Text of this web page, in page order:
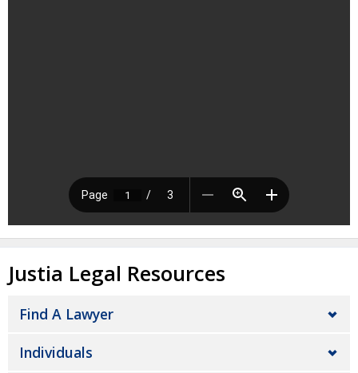
Justia Legal Resources
Find A Lawyer
Individuals